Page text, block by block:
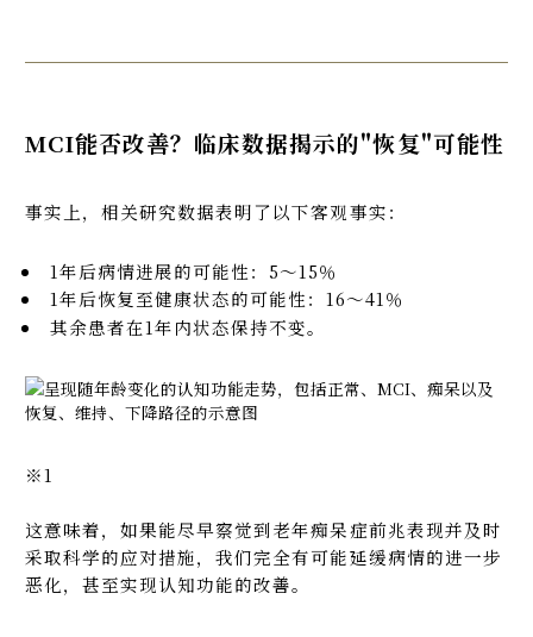
MCI能否改善？临床数据揭示的"恢复"可能性
事实上，相关研究数据表明了以下客观事实：
1年后病情进展的可能性：5～15％
1年后恢复至健康状态的可能性：16～41％
其余患者在1年内状态保持不变。
※1
这意味着，如果能尽早察觉到老年痴呆症前兆表现并及时
采取科学的应对措施，我们完全有可能延缓病情的进一步
恶化，甚至实现认知功能的改善。